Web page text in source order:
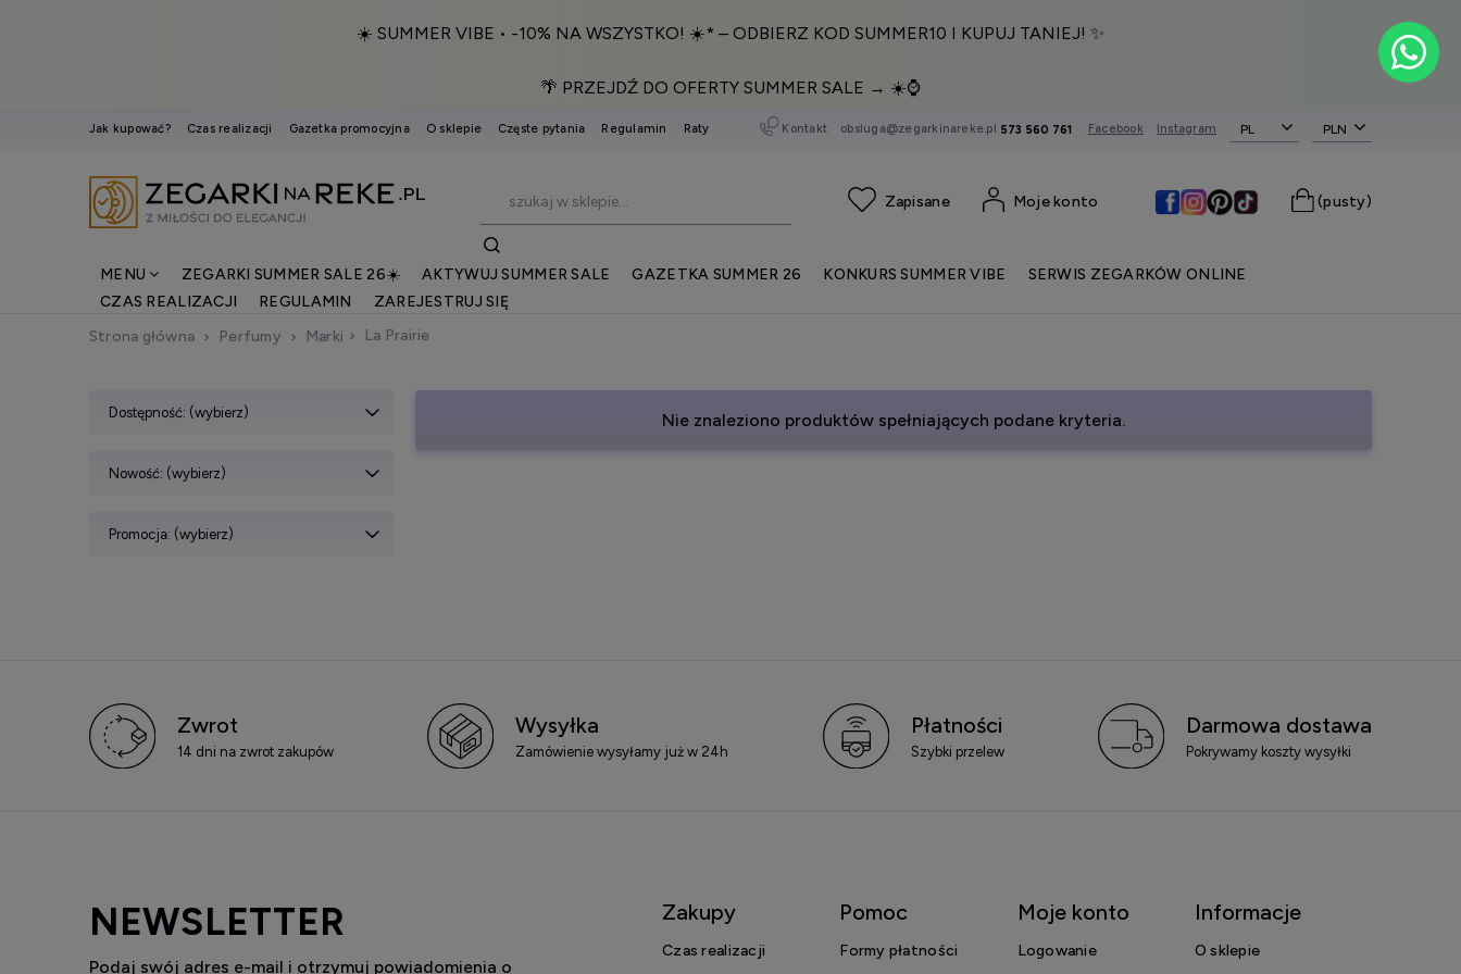
☀️ SUMMER VIBE • -10% NA WSZYSTKO! ☀️* – ODBIERZ KOD SUMMER10 I KUPUJ TANIEJ! ✨
🌴 PRZEJDŹ DO OFERTY SUMMER SALE → ☀️⌚️
Jak kupować? Czas realizacji Gazetka promocyjna O sklepie Częste pytania Regulamin Raty Kontakt obsluga@zegarkinareke.pl 573 560 761 Facebook Instagram PL
(pusty)
Moje konto
MENU ZEGARKI SUMMER SALE 26☀️ AKTYWUJ SUMMER SALE GAZETKA SUMMER 26 KONKURS SUMMER VIBE
SERWIS ZEGARKÓW ONLINE
CZAS REALIZACJI
REGULAMIN
ZAREJESTRUJ SIĘ
Strona główna
Perfumy Marki La Prairie
Dostępność: (wybierz)
Nowość: (wybierz)
Promocja: (wybierz)
Nie znaleziono produktów spełniających podane kryteria.
Zwrot
14 dni na zwrot zakupów
Wysyłka
Zamówienie wysyłamy już w 24h
Płatności
Szybki przelew
Darmowa dostawa
Pokrywamy koszty wysyłki
NEWSLETTER
Podaj swój adres e-mail i otrzymuj powiadomienia o
Zakupy
Czas realizacji
Pomoc
Formy płatności
Moje konto
Logowanie
Informacje
O sklepie